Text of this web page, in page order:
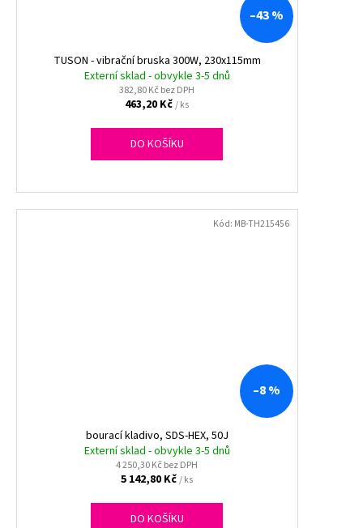
–43 %
TUSON - vibrační bruska 300W, 230x115mm
Externí sklad - obvykle 3-5 dnů
382,80 Kč bez DPH
463,20 Kč/ ks
DO KOŠÍKU
–8 %
bourací kladivo, SDS-HEX, 50J
Externí sklad - obvykle 3-5 dnů
4 250,30 Kč bez DPH
5 142,80 Kč/ ks
DO KOŠÍKU
Kód: MB-TH215456